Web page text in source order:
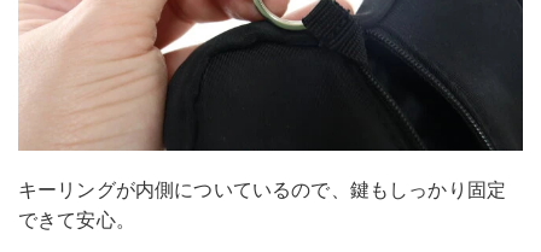
キーリングが内側についているので、鍵もしっかり固定
できて安心。